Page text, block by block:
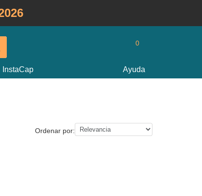
0
InstaCap Ayuda
Ordenar por: